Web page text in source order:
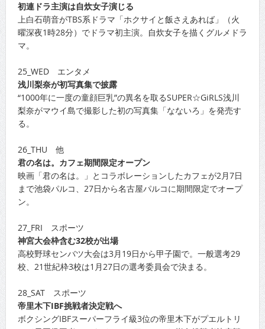
初連ドラ主演は自炊女子演じる
上白石萌音がTBS系ドラマ「ホクサイと飯さえあれば」（火
曜深夜1時28分）でドラマ初主演。自炊女子を描くグルメドラ
マ。
25_WED エンタメ
浅川梨奈が初写真集で披露
“1000年に一度の童顔巨乳”の異名を取るSUPER☆GiRLS浅川
梨奈がマウイ島で撮影した初の写真集「なないろ」を発売す
る。
26_THU 他
君の名は。カフェ期間限定オープン
映画「君の名は。」とコラボレーションしたカフェが2月7日
まで池袋パルコ、27日から名古屋パルコに期間限定でオープ
ン。
27_FRI スポーツ
神宮大会枠含む32校が出場
高校野球センバツ大会は3月19日から甲子園で。一般選考29
校、21世紀枠3校は1月27日の選考委員会で決まる。
28_SAT スポーツ
帝里木下IBF挑戦者決定戦へ
ボクシングIBFスーパーフライ級3位の帝里木下がプエルトリ